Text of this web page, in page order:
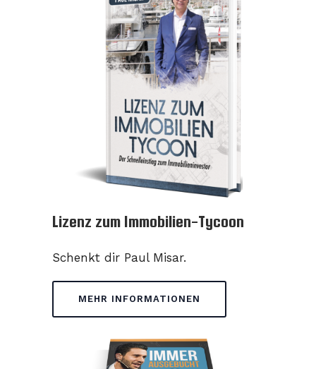
Lizenz zum Immobilien-Tycoon
Schenkt dir Paul Misar.
MEHR INFORMATIONEN